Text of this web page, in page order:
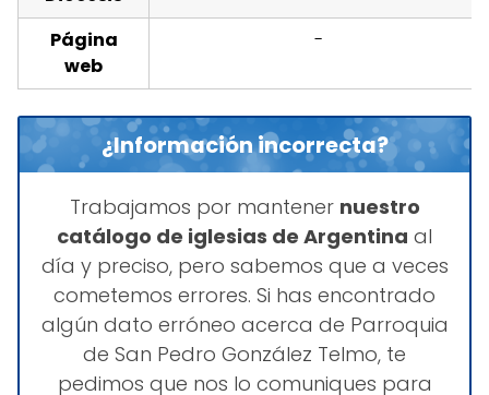
Página
web
-
¿Información incorrecta?
Trabajamos por mantener nuestro
catálogo de iglesias de Argentina al
día y preciso, pero sabemos que a veces
cometemos errores. Si has encontrado
algún dato erróneo acerca de Parroquia
de San Pedro González Telmo, te
pedimos que nos lo comuniques para